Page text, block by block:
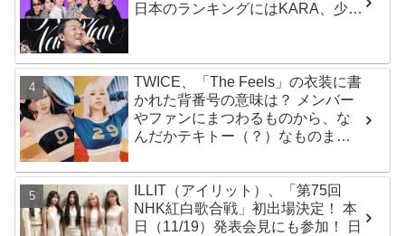
日本のランキングにはKARA、少女
TWICE、「The Feels」の衣装に書
かれた背番号の意味は？ メンバー
やファンにまつわるものから、な
んだかテキトー（？）なものま
ILLIT（アイリット）、「第75回
NHK紅白歌合戦」初出場決定！ 本
日（11/19）発表会見にも参加！ 日